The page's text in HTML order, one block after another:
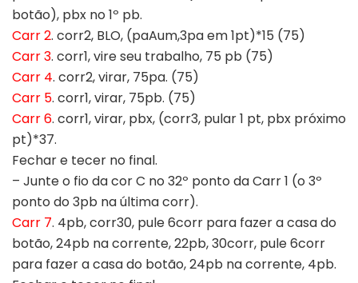
botão), pbx no 1º pb.
Carr 2. corr2, BLO, (paAum,3pa em 1pt)*15 (75)
Carr 3. corr1, vire seu trabalho, 75 pb (75)
Carr 4. corr2, virar, 75pa. (75)
Carr 5. corr1, virar, 75pb. (75)
Carr 6. corr1, virar, pbx, (corr3, pular 1 pt, pbx próximo
pt)*37.
Fechar e tecer no final.
– Junte o fio da cor C no 32º ponto da Carr 1 (o 3º
ponto do 3pb na última corr).
Carr 7. 4pb, corr30, pule 6corr para fazer a casa do
botão, 24pb na corrente, 22pb, 30corr, pule 6corr
para fazer a casa do botão, 24pb na corrente, 4pb.